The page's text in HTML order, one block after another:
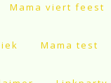
Mama viert feest
Mama test